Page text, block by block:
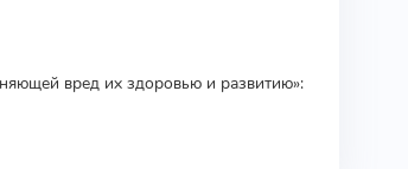
вред их здоровью и развитию»: